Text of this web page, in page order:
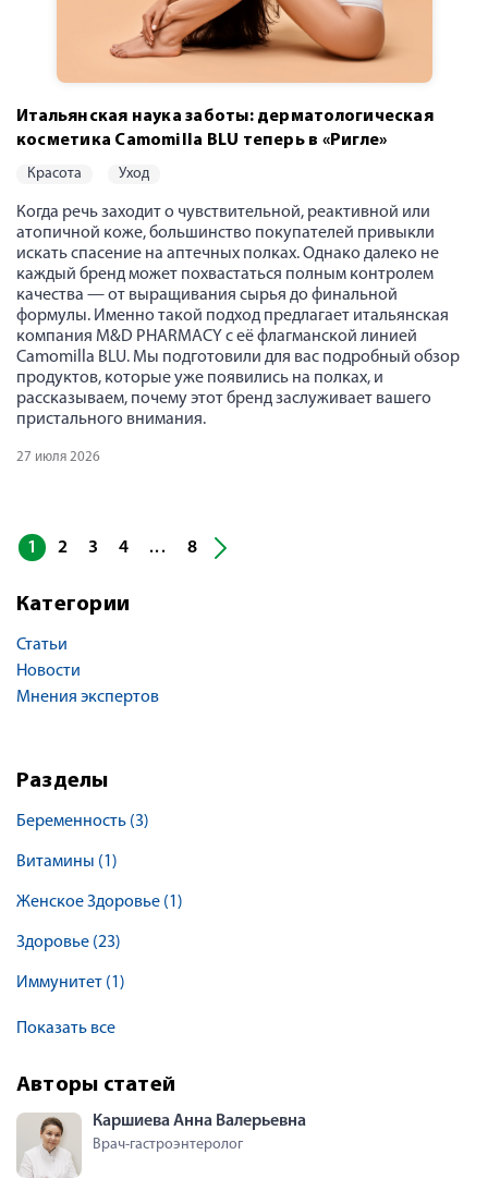
Итальянская наука заботы: дерматологическая
косметика Camomilla BLU теперь в «Ригле»
красота уход
Когда речь заходит о чувствительной, реактивной или
атопичной коже, большинство покупателей привыкли
искать спасение на аптечных полках. Однако далеко не
каждый бренд может похвастаться полным контролем
качества — от выращивания сырья до финальной
формулы. Именно такой подход предлагает итальянская
компания M&D PHARMACY с её флагманской линией
Camomilla BLU. Мы подготовили для вас подробный обзор
продуктов, которые уже появились на полках, и
рассказываем, почему этот бренд заслуживает вашего
пристального внимания.
27 июля 2026
1 2 3 4 ... 8
Категории
Статьи
Новости
Мнения экспертов
Разделы
Беременность (3)
Витамины (1)
Женское Здоровье (1)
Здоровье (23)
Иммунитет (1)
Показать все
Авторы статей
Каршиева Анна Валерьевна
Врач-гастроэнтеролог